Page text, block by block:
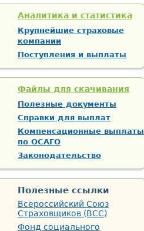
Аналитика и статистика
Крупнейшие страховые
компании
Поступления и выплаты
Файлы для скачивания
Полезные документы
Справки для выплат
Компенсационные выплаты
по ОСАГО
Законодательство
Полезные ссылки
Всероссийский Союз
Страховщиков (ВСС)
Фонд социального